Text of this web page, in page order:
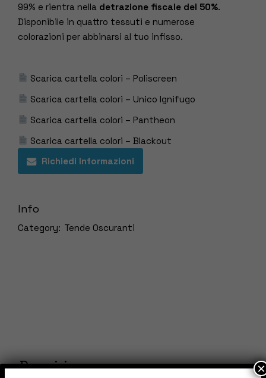
99% e rientra nella detrazione fiscale del 50%.
Disponibile in quattro tessuti e numerose
colorazioni per abbinarsi al tuo infisso.
Scarica cartella colori – Poliscreen
Scarica cartella colori – Unico Ignifugo
Scarica cartella colori – Pantheon
Scarica cartella colori – Blackout
Richiedi Informazioni
Info
Category: Tende Oscuranti
Descrizione ×